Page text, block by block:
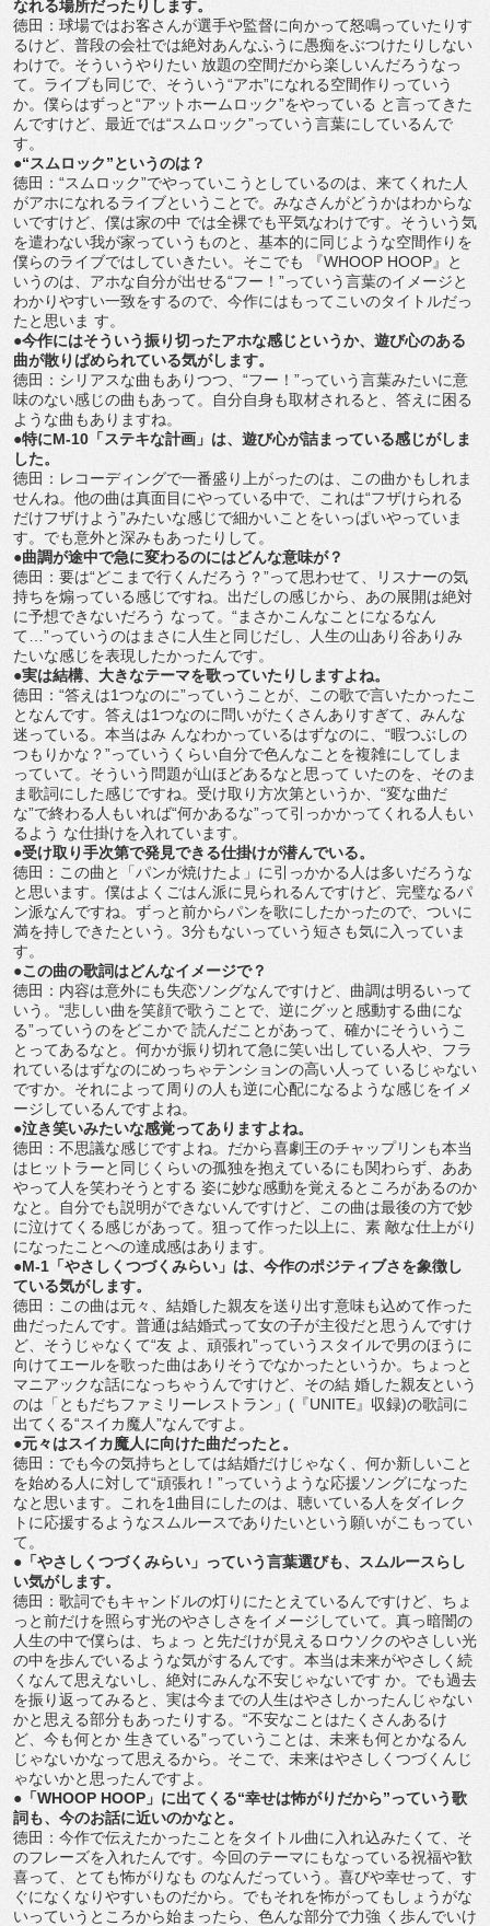
なれる場所だったりします。
徳田：球場ではお客さんが選手や監督に向かって怒鳴っていたりす
るけど、普段の会社では絶対あんなふうに愚痴をぶつけたりしない
わけで。そういうやりたい 放題の空間だから楽しいんだろうなっ
て。ライブも同じで、そういう“アホ”になれる空間作りっていう
か。僕らはずっと“アットホームロック”をやっている と言ってきた
んですけど、最近では“スムロック”っていう言葉にしているんで
す。
●“スムロック”というのは？
徳田：“スムロック”でやっていこうとしているのは、来てくれた人
がアホになれるライブということで。みなさんがどうかはわからな
いですけど、僕は家の中 では全裸でも平気なわけです。そういう気
を遣わない我が家っていうものと、基本的に同じような空間作りを
僕らのライブではしていきたい。そこでも 『WHOOP HOOP』と
いうのは、アホな自分が出せる“フー！”っていう言葉のイメージと
わかりやすい一致をするので、今作にはもってこいのタイトルだっ
たと思いま す。
●今作にはそういう振り切ったアホな感じというか、遊び心のある
曲が散りばめられている気がします。
徳田：シリアスな曲もありつつ、“フー！”っていう言葉みたいに意
味のない感じの曲もあって。自分自身も取材されると、答えに困る
ような曲もありますね。
●特にM-10「ステキな計画」は、遊び心が詰まっている感じがしま
した。
徳田：レコーディングで一番盛り上がったのは、この曲かもしれま
せんね。他の曲は真面目にやっている中で、これは“フザけられる
だけフザけよう”みたいな感じで細かいことをいっぱいやっていま
す。でも意外と深みもあったりして。
●曲調が途中で急に変わるのにはどんな意味が？
徳田：要は“どこまで行くんだろう？”って思わせて、リスナーの気
持ちを煽っている感じですね。出だしの感じから、あの展開は絶対
に予想できないだろう なって。“まさかこんなことになるなん
て…”っていうのはまさに人生と同じだし、人生の山あり谷ありみ
たいな感じを表現したかったんです。
●実は結構、大きなテーマを歌っていたりしますよね。
徳田：“答えは1つなのに”っていうことが、この歌で言いたかったこ
となんです。答えは1つなのに問いがたくさんありすぎて、みんな
迷っている。本当はみ んなわかっているはずなのに、“暇つぶしの
つもりかな？”っていうくらい自分で色んなことを複雑にしてしま
っていて。そういう問題が山ほどあるなと思って いたのを、そのま
ま歌詞にした感じですね。受け取り方次第というか、“変な曲だ
な”で終わる人もいれば“何かあるな”って引っかかってくれる人もい
るよう な仕掛けを入れています。
●受け取り手次第で発見できる仕掛けが潜んでいる。
徳田：この曲と「パンが焼けたよ」に引っかかる人は多いだろうな
と思います。僕はよくごはん派に見られるんですけど、完璧なるパ
ン派なんですね。ずっと前からパンを歌にしたかったので、ついに
満を持しできたという。3分もないっていう短さも気に入っていま
す。
●この曲の歌詞はどんなイメージで？
徳田：内容は意外にも失恋ソングなんですけど、曲調は明るいって
いう。“悲しい曲を笑顔で歌うことで、逆にグッと感動する曲にな
る”っていうのをどこかで 読んだことがあって、確かにそういうこ
とってあるなと。何かが振り切れて急に笑い出している人や、フラ
れているはずなのにめっちゃテンションの高い人って いるじゃない
ですか。それによって周りの人も逆に心配になるような感じをイメ
ージしているんですよね。
●泣き笑いみたいな感覚ってありますよね。
徳田：不思議な感じですよね。だから喜劇王のチャップリンも本当
はヒットラーと同じくらいの孤独を抱えているにも関わらず、ああ
やって人を笑わそうとする 姿に妙な感動を覚えるところがあるのか
なと。自分でも説明ができないんですけど、この曲は最後の方で妙
に泣けてくる感じがあって。狙って作った以上に、素 敵な仕上がり
になったことへの達成感はあります。
●M-1「やさしくつづくみらい」は、今作のポジティブさを象徴し
ている気がします。
徳田：この曲は元々、結婚した親友を送り出す意味も込めて作った
曲だったんです。普通は結婚式って女の子が主役だと思うんですけ
ど、そうじゃなくて“友 よ、頑張れ”っていうスタイルで男のほうに
向けてエールを歌った曲はありそうでなかったというか。ちょっと
マニアックな話になっちゃうんですけど、その結 婚した親友という
のは「ともだちファミリーレストラン」(『UNITE』収録)の歌詞に
出てくる“スイカ魔人”なんですよ。
●元々はスイカ魔人に向けた曲だったと。
徳田：でも今の気持ちとしては結婚だけじゃなく、何か新しいこと
を始める人に対して“頑張れ！”っていうような応援ソングになった
なと思います。これを1曲目にしたのは、聴いている人をダイレク
トに応援するようなスムルースでありたいという願いがこもってい
て。
●「やさしくつづくみらい」っていう言葉選びも、スムルースらし
い気がします。
徳田：歌詞でもキャンドルの灯りにたとえているんですけど、ちょ
っと前だけを照らす光のやさしさをイメージしていて。真っ暗闇の
人生の中で僕らは、ちょっ と先だけが見えるロウソクのやさしい光
の中を歩んでいるような気がするんです。本当は未来がやさしく続
くなんて思えないし、絶対にみんな不安じゃないです か。でも過去
を振り返ってみると、実は今までの人生はやさしかったんじゃない
かと思える部分もあったりする。“不安なことはたくさんあるけ
ど、今も何とか 生きている”っていうことは、未来も何とかなるん
じゃないかなって思えるから。そこで、未来はやさしくつづくんじ
ゃないかと思ったんですよ。
●「WHOOP HOOP」に出てくる“幸せは怖がりだから”っていう歌
詞も、今のお話に近いのかなと。
徳田：今作で伝えたかったことをタイトル曲に入れ込みたくて、そ
のフレーズを入れたんです。今回のテーマにもなっている祝福や歓
喜って、とても怖がりなも のなんだっていう。喜びや幸せって、す
ぐになくなりやすいものだから。でもそれを怖がってもしょうがな
いっていうところから始まったら、色んな部分で力強 く歩んでいけ